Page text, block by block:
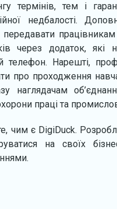
термінів, тем і
недбалості.
передавати
через додаток,
телефон. Нарешті,
про проходження
наглядачам
праці та
чим є DigiDuck.
на своїх